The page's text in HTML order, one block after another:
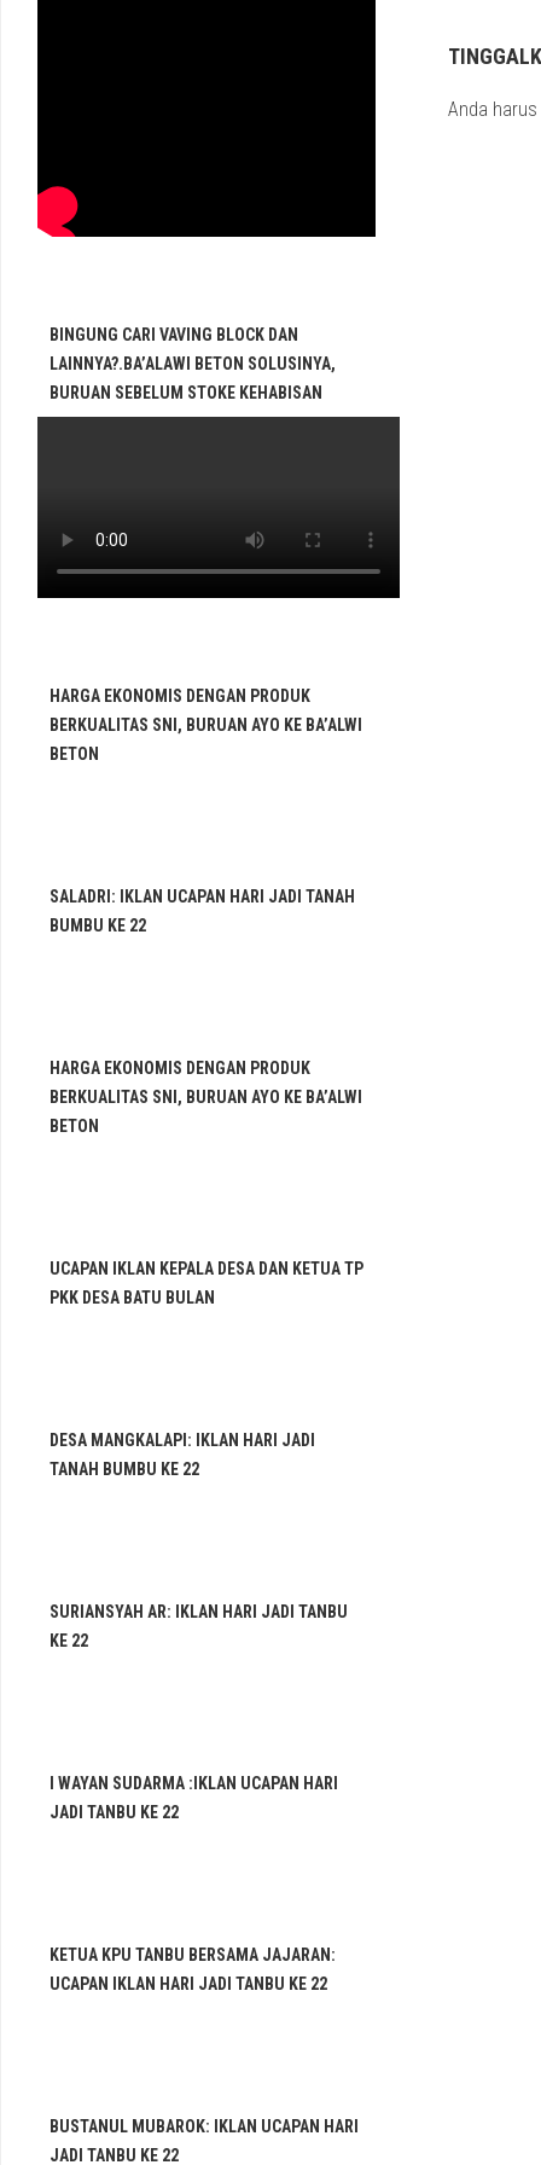
Anda harus
BINGUNG CARI VAVING BLOCK DAN
LAINNYA?.BA’ALAWI BETON SOLUSINYA,
BURUAN SEBELUM STOKE KEHABISAN
HARGA EKONOMIS DENGAN PRODUK
BERKUALITAS SNI, BURUAN AYO KE BA’ALWI
BETON
SALADRI: IKLAN UCAPAN HARI JADI TANAH
BUMBU KE 22
HARGA EKONOMIS DENGAN PRODUK
BERKUALITAS SNI, BURUAN AYO KE BA’ALWI
BETON
UCAPAN IKLAN KEPALA DESA DAN KETUA TP
PKK DESA BATU BULAN
DESA MANGKALAPI: IKLAN HARI JADI
TANAH BUMBU KE 22
SURIANSYAH AR: IKLAN HARI JADI TANBU
KE 22
I WAYAN SUDARMA :IKLAN UCAPAN HARI
JADI TANBU KE 22
KETUA KPU TANBU BERSAMA JAJARAN:
UCAPAN IKLAN HARI JADI TANBU KE 22
BUSTANUL MUBAROK: IKLAN UCAPAN HARI
JADI TANBU KE 22